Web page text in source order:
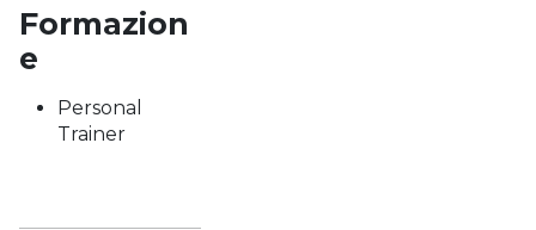
Formazion
e
Personal
Trainer